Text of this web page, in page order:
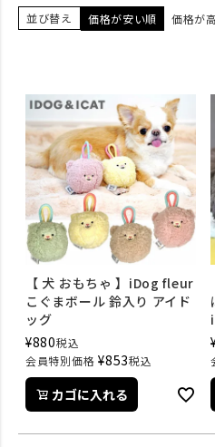
並び替え 価格が安い順 価格が
【 犬 おもちゃ 】iDog fleur
こぐまボール 鈴入り アイド
ッグ
¥880税込
会員特別価格 ¥853税込
カゴに入れる